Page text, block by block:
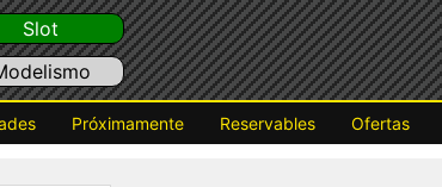
Slot
Próximamente Reservables Ofertas